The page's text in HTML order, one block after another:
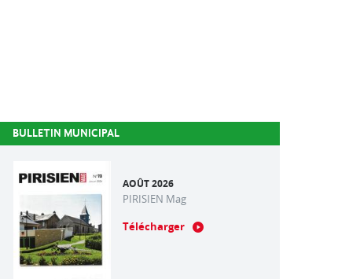
BULLETIN MUNICIPAL
AOÛT 2026
PIRISIEN Mag
Télécharger